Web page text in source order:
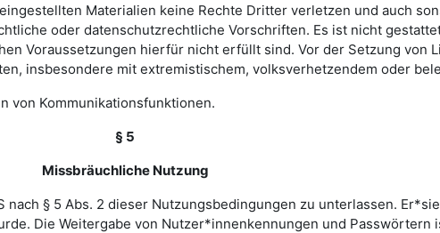
Materialien keine Rechte Dritter verletzen und auch
oder datenschutzrechtliche Vorschriften. Es ist nicht
Voraussetzungen hierfür nicht erfüllt sind. Vor der Setzung von
insbesondere mit extremistischem, volksverhetzendem oder
von Kommunikationsfunktionen.
§ 5
Missbräuchliche Nutzung
§ 5 Abs. 2 dieser Nutzungsbedingungen zu unterlassen.
Die Weitergabe von Nutzer*innenkennungen und